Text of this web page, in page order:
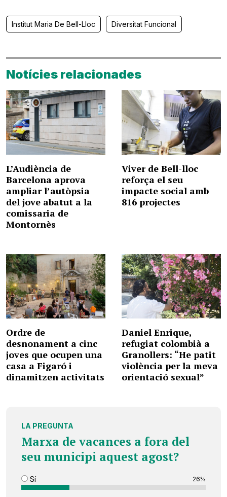
Institut Maria De Bell-Lloc Diversitat Funcional
Notícies relacionades
L’Audiència de
Barcelona aprova
ampliar l’autòpsia
del jove abatut a la
comissaria de
Montornès
Viver de Bell-lloc
reforça el seu
impacte social amb
816 projectes
Ordre de
desnonament a cinc
joves que ocupen una
casa a Figaró i
dinamitzen activitats
Daniel Enrique,
refugiat colombià a
Granollers: “He patit
violència per la meva
orientació sexual”
LA PREGUNTA
Marxa de vacances a fora del
seu municipi aquest agost?
Sí 26%